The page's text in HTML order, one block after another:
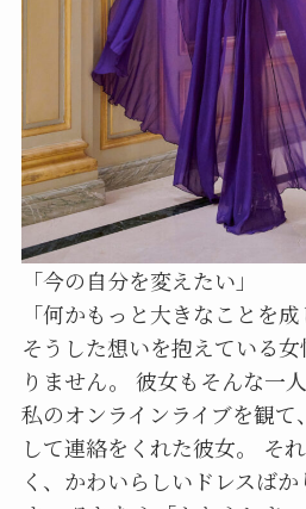
「今の自分を変えたい」
「何かもっと大きなことを成
そうした想いを抱えている
りません。 彼女もそんな一人
私のオンラインライブを観
して連絡をくれた彼女。 そ
く、かわいらしいドレスば